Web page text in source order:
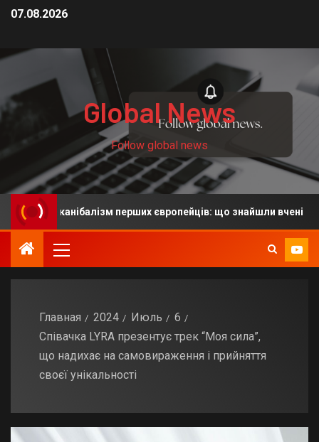
07.08.2026
Global News
Follow global news
на канібалізм перших європейців: що знайшли вчені
Главная 2024 Июль
6
Співачка LYRA презентує трек “Моя сила”,
що надихає на самовираження і прийняття
своєї унікальності